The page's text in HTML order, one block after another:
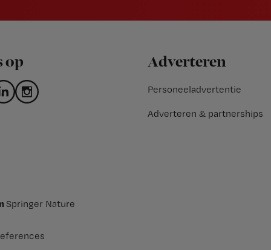
op Adverteren
Personeeladvertentie
Adverteren & partnerships
Springer Nature